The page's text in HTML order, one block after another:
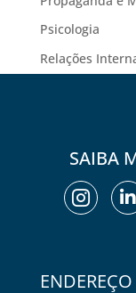
Psicologia
Relações
SAIBA
 
ENDEREÇO